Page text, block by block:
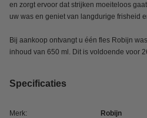
en zorgt ervoor dat strijken moeiteloos
uw was en geniet van langdurige frisheid
Bij aankoop ontvangt u één fles Robijn
inhoud van 650 ml. Dit is voldoende voor
Specificaties
Merk: Robijn